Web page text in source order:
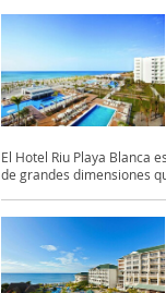
El Hotel Riu Playa Blanca
de grandes dimensiones